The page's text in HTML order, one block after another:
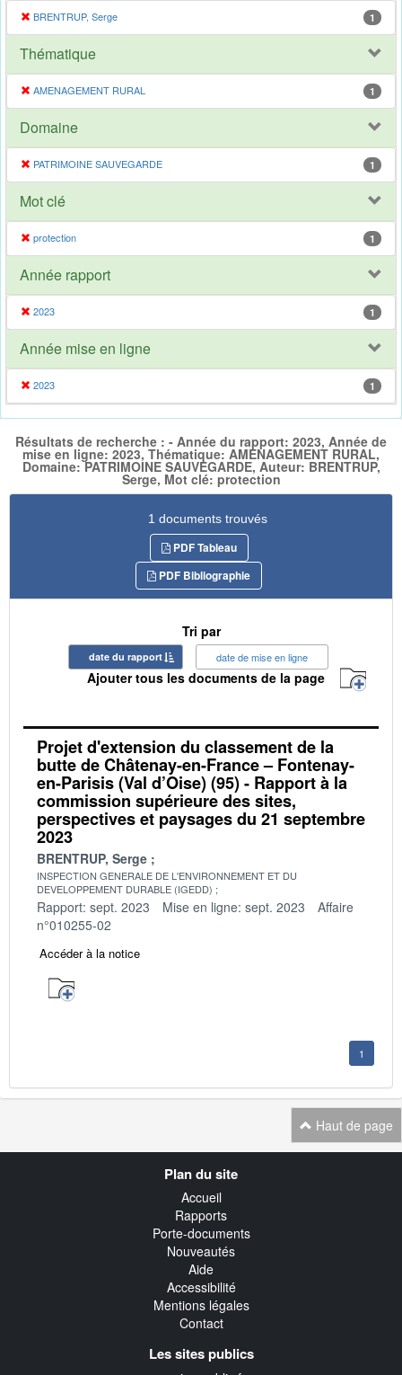
BRENTRUP, Serge 1
Thématique
AMENAGEMENT RURAL 1
Domaine
PATRIMOINE SAUVEGARDE 1
Mot clé
protection 1
Année rapport
2023 1
Année mise en ligne
2023 1
Résultats de recherche : - Année du rapport: 2023, Année de
mise en ligne: 2023, Thématique: AMENAGEMENT RURAL,
Domaine: PATRIMOINE SAUVEGARDE, Auteur: BRENTRUP,
Serge, Mot clé: protection
1 documents trouvés
PDF Tableau
PDF Bibliographie
Tri par
date du rapport date de mise en ligne
Ajouter tous les documents de la page
Projet d'extension du classement de la
butte de Châtenay-en-France – Fontenay-
en-Parisis (Val d’Oise) (95) - Rapport à la
commission supérieure des sites,
perspectives et paysages du 21 septembre
2023
BRENTRUP, Serge
INSPECTION GENERALE DE L'ENVIRONNEMENT ET DU
DEVELOPPEMENT DURABLE (IGEDD)
Rapport: sept. 2023 Mise en ligne: sept. 2023
Affaire
n°010255-02
Accéder à la notice
1
Haut de page
Plan du site
Accueil
Rapports
Porte-documents
Nouveautés
Aide
Accessibilité
Mentions légales
Contact
Les sites publics